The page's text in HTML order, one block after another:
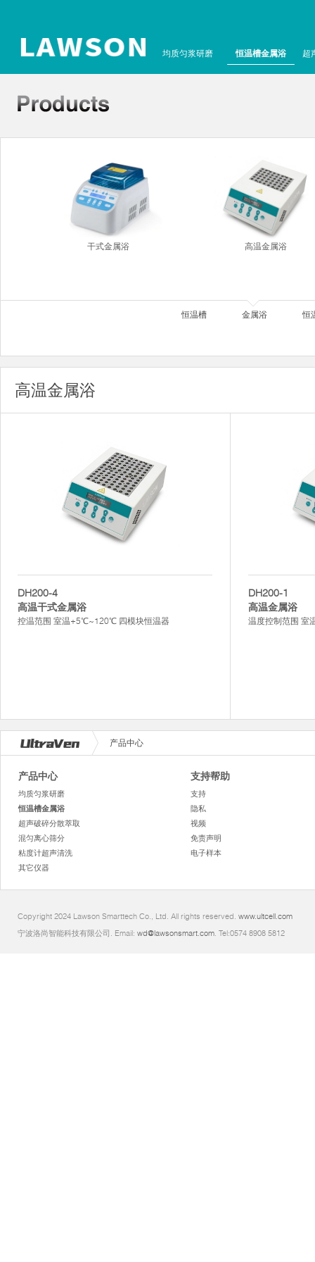
均质匀浆研磨 恒温槽金属浴 超
干式金属浴 高温金属浴
恒温槽 金属浴 恒
高温金属浴
DH200-4
高温干式金属浴
控温范围 室温+5℃~120℃ 四模块恒温器
DH200-1
高温金属浴
温度控制范围
产品中心
产品中心
均质匀浆研磨
恒温槽金属浴
超声破碎分散萃取
混匀离心筛分
粘度计超声清洗
其它仪器
支持帮助
支持
隐私
视频
免责声明
电子样本
Copyright 2024 Lawson Smarttech Co., Ltd. All rights reserved. www.ultcell.com
宁波洛尚智能科技有限公司. Email: wd@lawsonsmart.com. Tel:0574 8908 5812